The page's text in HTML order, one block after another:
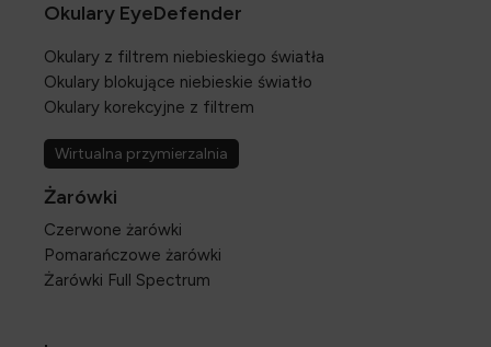
Okulary EyeDefender
Okulary z filtrem niebieskiego światła
Okulary blokujące niebieskie światło
Okulary korekcyjne z filtrem
Wirtualna przymierzalnia
Żarówki
Czerwone żarówki
Pomarańczowe żarówki
Żarówki Full Spectrum